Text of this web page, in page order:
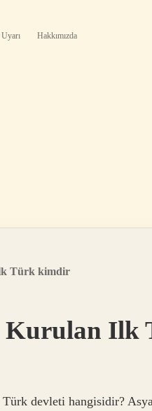
Hakkımızda
Türk kimdir
Kurulan Ilk
devleti hangisidir?